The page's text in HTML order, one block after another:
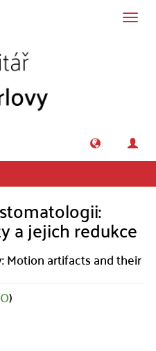
a jejich redukce
Motion artifacts and their
)